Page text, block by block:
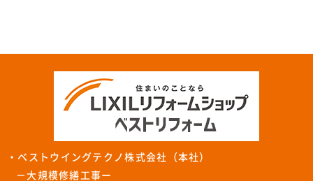
・ベストウイングテクノ株式会社（本社）
－大規模修繕工事ー